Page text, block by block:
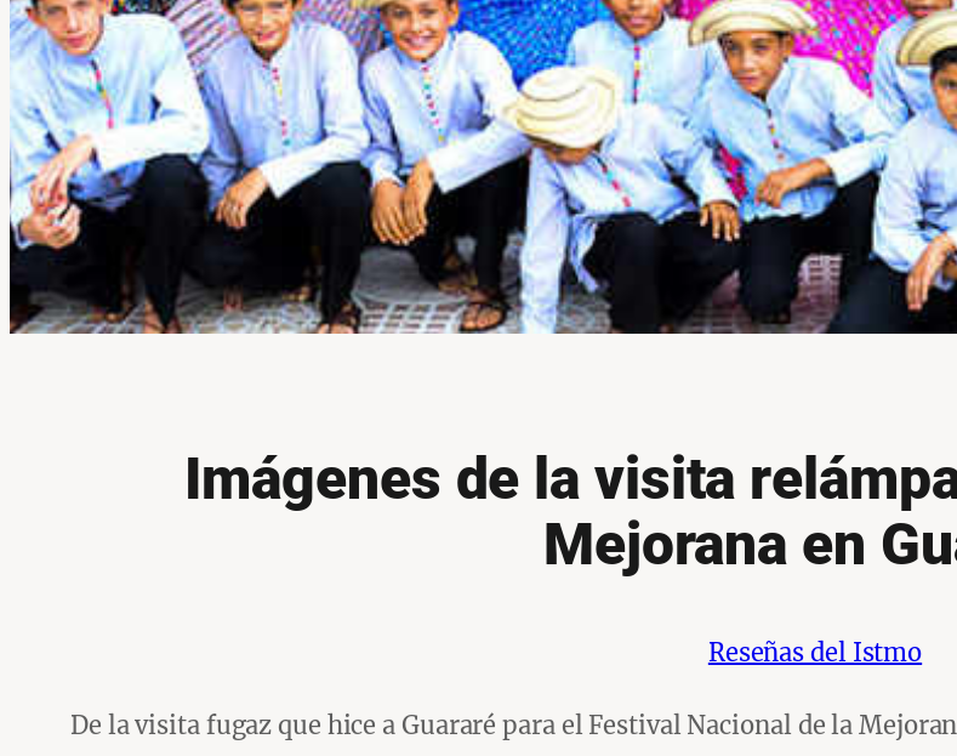
Imágenes de la visita
Mejorana en
Reseñas del Istmo
De la visita fugaz que hice a Guararé para el Festival Nacional de la